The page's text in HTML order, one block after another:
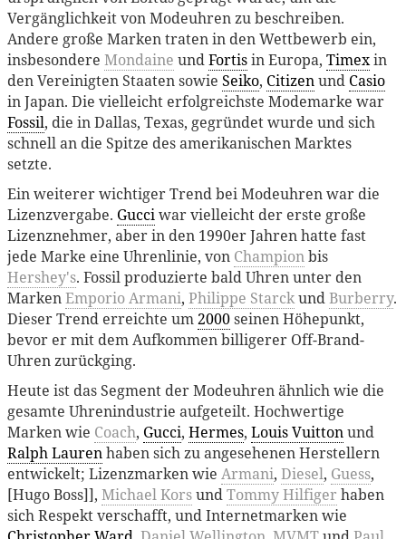
Vergänglichkeit von Modeuhren zu beschreiben.
Andere große Marken traten in den Wettbewerb ein,
insbesondere Mondaine undFortisin Europa, Timexin
den Vereinigten Staaten sowie Seiko, Citizenund Casio
in Japan. Die vielleicht erfolgreichste Modemarke war
Fossil, die in Dallas, Texas, gegründet wurde und sich
schnell an die Spitze des amerikanischen Marktes
setzte.
Ein weiterer wichtiger Trend bei Modeuhren war die
Lizenzvergabe. Gucciwar vielleicht der erste große
Lizenznehmer, aber in den 1990er Jahren hatte fast
jede Marke eine Uhrenlinie, von Championbis
Hershey's. Fossil produzierte bald Uhren unter den
MarkenEmporio Armani, Philippe StarckundBurberry.
Dieser Trend erreichte um2000seinen Höhepunkt,
bevor er mit dem Aufkommen billigerer Off-Brand-
Uhren zurückging.
Heute ist das Segment der Modeuhren ähnlich wie die
gesamte Uhrenindustrie aufgeteilt. Hochwertige
Marken wie Coach, Gucci, Hermes, Louis Vuittonund
Ralph Laurenhaben sich zu angesehenen Herstellern
entwickelt; Lizenzmarken wie Armani, Diesel, Guess,
[Hugo Boss]], Michael KorsundTommy Hilfiger haben
sich Respekt verschafft, und Internetmarken wie